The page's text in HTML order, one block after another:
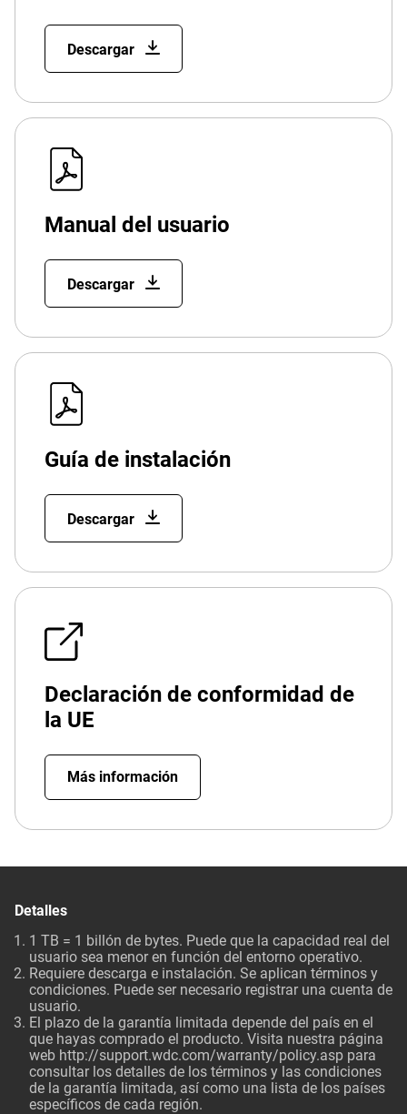
Descargar
Manual del usuario
Descargar
Guía de instalación
Descargar
Declaración de conformidad de
la UE
Más información
Detalles
1 TB = 1 billón de bytes. Puede que la capacidad real del
usuario sea menor en función del entorno operativo.
Requiere descarga e instalación. Se aplican términos y
condiciones. Puede ser necesario registrar una cuenta de
usuario.
El plazo de la garantía limitada depende del país en el
que hayas comprado el producto. Visita nuestra página
web http://support.wdc.com/warranty/policy.asp para
consultar los detalles de los términos y las condiciones
de la garantía limitada, así como una lista de los países
específicos de cada región.